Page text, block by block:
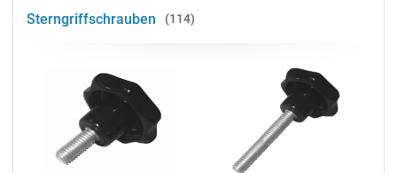
Sterngriffschrauben 114